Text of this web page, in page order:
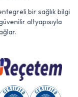
bir sağlık bilgi
altyapısıyla